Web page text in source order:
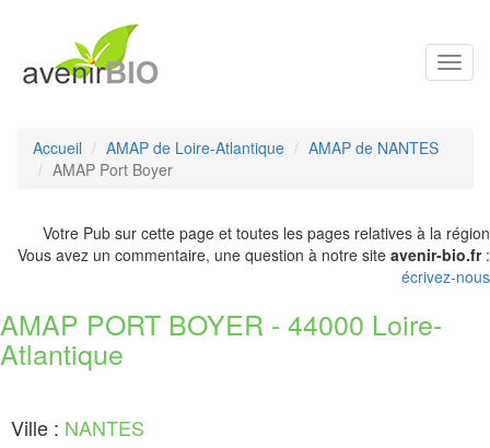
Accueil AMAP de Loire-Atlantique
AMAP de NANTES
AMAP Port Boyer
Votre Pub sur cette page et toutes les pages relatives à la région
Vous avez un commentaire, une question à notre site avenir-bio.fr:
écrivez-nous
AMAP PORT BOYER - 44000 Loire-
Atlantique
Ville : NANTES